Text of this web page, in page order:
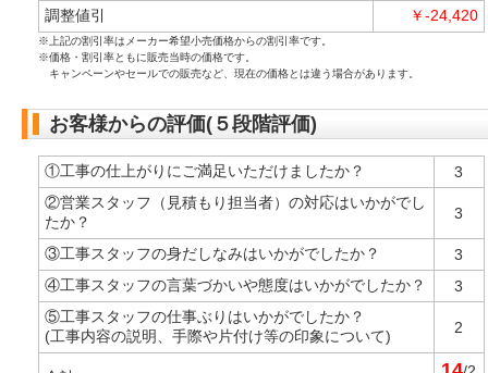
調整値引 ￥-24,420
※上記の割引率はメーカー希望小売価格からの割引率です。
※価格・割引率ともに販売当時の価格です。
キャンペーンやセールでの販売など、現在の価格とは違う場合があります。
お客様からの評価(５段階評価)
①工事の仕上がりにご満足いただけましたか？
3
②営業スタッフ（見積もり担当者）の対応はいかがでし
たか？
3
③工事スタッフの身だしなみはいかがでしたか？
3
④工事スタッフの言葉づかいや態度はいかがでしたか？
3
⑤工事スタッフの仕事ぶりはいかがでしたか？
(工事内容の説明、手際や片付け等の印象について)
2